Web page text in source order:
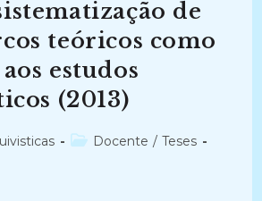
De
Acesso
(2014)
de
teóricos como
estudos
(2013)
Categoria
Docente / Teses